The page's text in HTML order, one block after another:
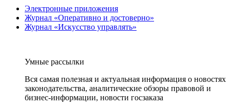
Электронные приложения
Журнал «Оперативно и достоверно»
Журнал «Искусство управлять»
Умные рассылки
Вся самая полезная и актуальная информация о новостях
законодательства, аналитические обзоры правовой и
бизнес-информации, новости госзаказа